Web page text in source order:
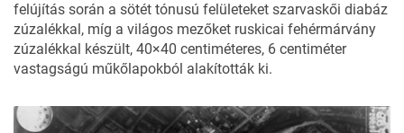
felújítás során a sötét tónusú felületeket szarvaskői diabáz
zúzalékkal, míg a világos mezőket ruskicai fehérmárvány
zúzalékkal készült, 40×40 centiméteres, 6 centiméter
vastagságú műkőlapokból alakították ki.